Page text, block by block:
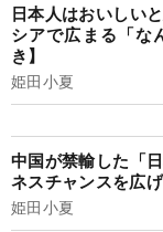
日本人はおいしい
シアで広まる「な
き】
姫田小夏
中国が禁輸した「
ネスチャンスを広
姫田小夏